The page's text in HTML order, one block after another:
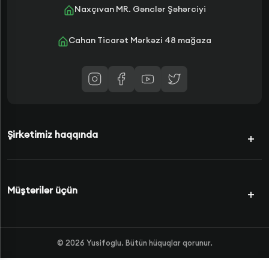
Şirkətimiz haqqında
Kredit Növləri
Müştərilər üçün
Məhsullar
Naxçıvan MR. Gənclər Şəhərciyi
Cahan Ticarət Mərkəzi 48 mağaza
© 2026 Yusifoglu. Bütün hüquqlar qorunur.